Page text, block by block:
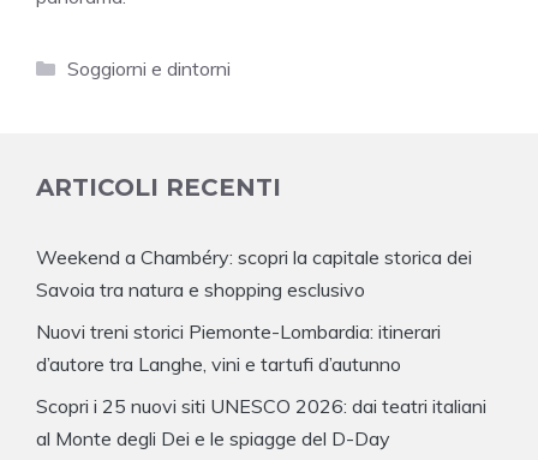
Categorie
Soggiorni e dintorni
ARTICOLI RECENTI
Weekend a Chambéry: scopri la capitale storica dei
Savoia tra natura e shopping esclusivo
Nuovi treni storici Piemonte-Lombardia: itinerari
d’autore tra Langhe, vini e tartufi d’autunno
Scopri i 25 nuovi siti UNESCO 2026: dai teatri italiani
al Monte degli Dei e le spiagge del D-Day